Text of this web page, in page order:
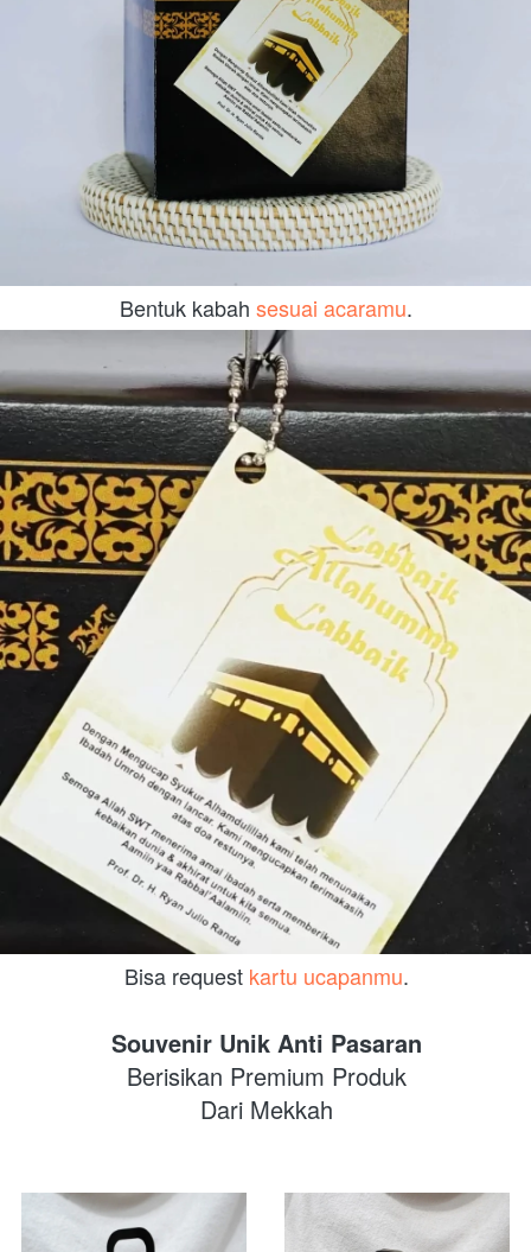
Bentuk kabah sesuai acaramu.
Bisa request kartu ucapanmu.
Souvenir Unik Anti Pasaran
Berisikan Premium Produk
Dari Mekkah